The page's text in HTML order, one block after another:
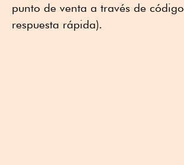
punto de venta a través de
respuesta rápida).